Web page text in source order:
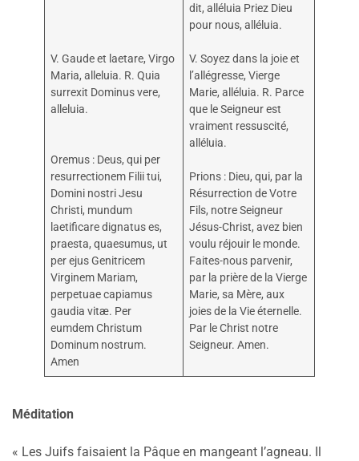
V. Gaude et laetare, Virgo
Maria, alleluia. R. Quia
surrexit Dominus vere,
alleluia.
Oremus : Deus, qui per
resurrectionem Filii tui,
Domini nostri Jesu
Christi, mundum
laetificare dignatus es,
praesta, quaesumus, ut
per ejus Genitricem
Virginem Mariam,
perpetuae capiamus
gaudia vitæ. Per
eumdem Christum
Dominum nostrum.
Amen
dit, alléluia Priez Dieu
pour nous, alléluia.
V. Soyez dans la joie et
l’allégresse, Vierge
Marie, alléluia. R. Parce
que le Seigneur est
vraiment ressuscité,
alléluia.
Prions : Dieu, qui, par la
Résurrection de Votre
Fils, notre Seigneur
Jésus-Christ, avez bien
voulu réjouir le monde.
Faites-nous parvenir,
par la prière de la Vierge
Marie, sa Mère, aux
joies de la Vie éternelle.
Par le Christ notre
Seigneur. Amen.
Méditation
« Les Juifs faisaient la Pâque en mangeant l’agneau. Il